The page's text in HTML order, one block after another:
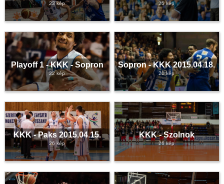
23 kép 25 kép
Playoff 1 - KKK - Sopron
22 kép
Sopron - KKK 2015.04.18.
20 kép
KKK - Paks 2015.04.15.
26 kép
KKK - Szolnok
26 kép